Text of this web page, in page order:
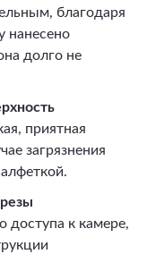
благодаря
нанесено
долго не
приятная
загрязнения
к камере,